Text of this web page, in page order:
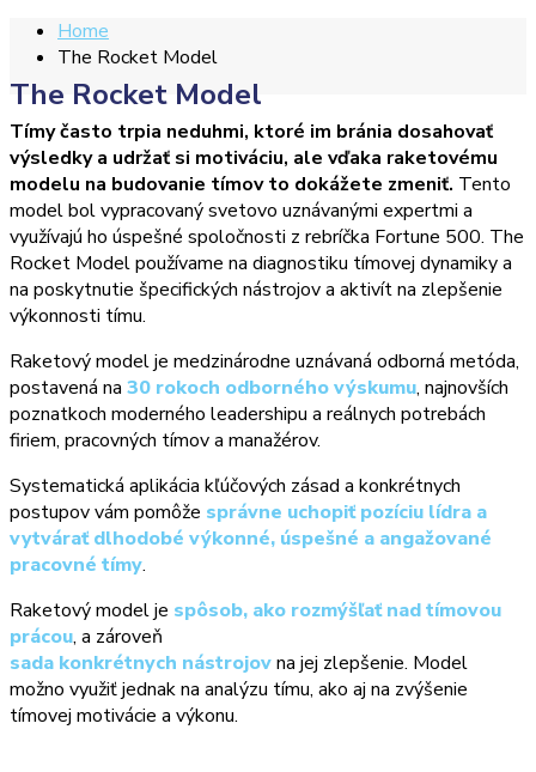
Home
The Rocket Model
The Rocket Model
Tímy často trpia neduhmi, ktoré im bránia dosahovať
výsledky a udržať si motiváciu, ale vďaka raketovému
modelu na budovanie tímov to dokážete zmeniť. Tento
model bol vypracovaný svetovo uznávanými expertmi a
využívajú ho úspešné spoločnosti z rebríčka Fortune 500. The
Rocket Model používame na diagnostiku tímovej dynamiky a
na poskytnutie špecifických nástrojov a aktivít na zlepšenie
výkonnosti tímu.
Raketový model je medzinárodne uznávaná odborná metóda,
postavená na 30 rokoch odborného výskumu, najnovších
poznatkoch moderného leadershipu a reálnych potrebách
firiem, pracovných tímov a manažérov.
Systematická aplikácia kľúčových zásad a konkrétnych
postupov vám pomôže správne uchopiť pozíciu lídra a
vytvárať dlhodobé výkonné, úspešné a angažované
pracovné tímy.
Raketový model je spôsob, ako rozmýšľať nad tímovou
prácou, a zároveň
sada konkrétnych nástrojovna jej zlepšenie. Model
možno využiť jednak na analýzu tímu, ako aj na zvýšenie
tímovej motivácie a výkonu.